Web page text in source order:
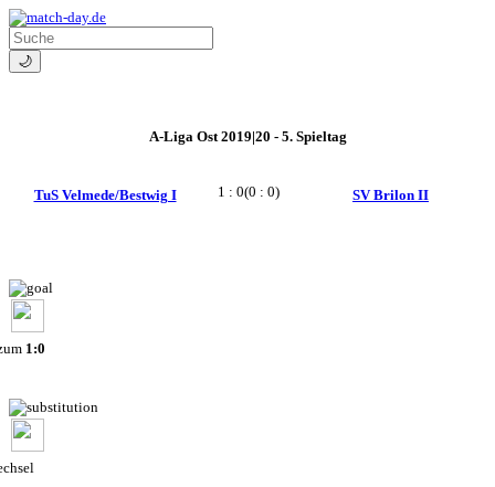
🌙
A-Liga Ost 2019|20 - 5. Spieltag
TuS Velmede/Bestwig I 1 : 0(0 : 0) SV Brilon II
1:0